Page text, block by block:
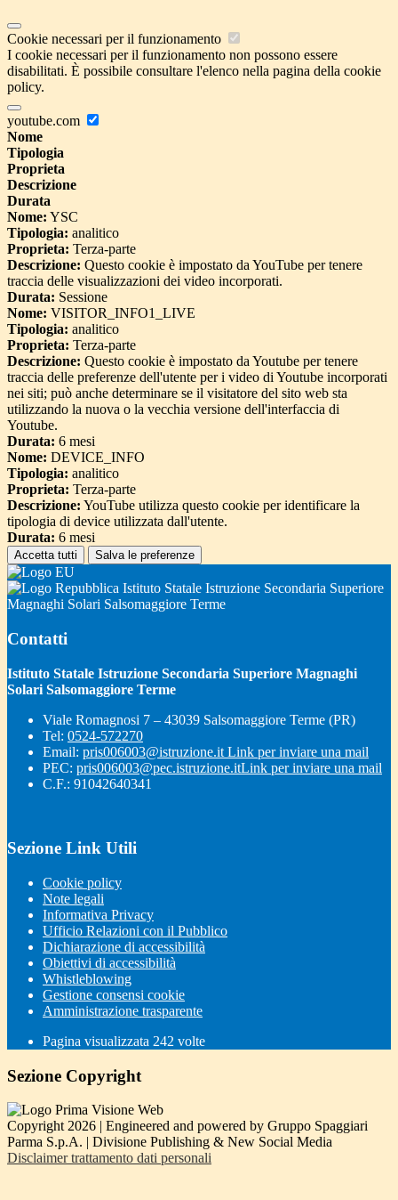
Cookie necessari per il funzionamento
I cookie necessari per il funzionamento non possono essere
disabilitati. È possibile consultare l'elenco nella pagina della cookie
policy.
youtube.com
Nome
Tipologia
Proprieta
Descrizione
Durata
Nome: YSC
Tipologia: analitico
Proprieta: Terza-parte
Descrizione: Questo cookie è impostato da YouTube per tenere
traccia delle visualizzazioni dei video incorporati.
Durata: Sessione
Nome: VISITOR_INFO1_LIVE
Tipologia: analitico
Proprieta: Terza-parte
Descrizione: Questo cookie è impostato da Youtube per tenere
traccia delle preferenze dell'utente per i video di Youtube incorporati
nei siti; può anche determinare se il visitatore del sito web sta
utilizzando la nuova o la vecchia versione dell'interfaccia di
Youtube.
Durata: 6 mesi
Nome: DEVICE_INFO
Tipologia: analitico
Proprieta: Terza-parte
Descrizione: YouTube utilizza questo cookie per identificare la
tipologia di device utilizzata dall'utente.
Durata: 6 mesi
Accetta tutti Salva le preferenze
Istituto Statale Istruzione Secondaria Superiore
Magnaghi Solari Salsomaggiore Terme
Contatti
Istituto Statale Istruzione Secondaria Superiore Magnaghi
Solari Salsomaggiore Terme
Viale Romagnosi 7 – 43039 Salsomaggiore Terme (PR)
Tel: 0524-572270
Email: pris006003@istruzione.it Link per inviare una mail
PEC: pris006003@pec.istruzione.itLink per inviare una mail
C.F.: 91042640341
Sezione Link Utili
Cookie policy
Note legali
Informativa Privacy
Ufficio Relazioni con il Pubblico
Dichiarazione di accessibilità
Obiettivi di accessibilità
Whistleblowing
Gestione consensi cookie
Amministrazione trasparente
Pagina visualizzata 242 volte
Sezione Copyright
Copyright 2026 | Engineered and powered by Gruppo Spaggiari
Parma S.p.A. | Divisione Publishing & New Social Media
Disclaimer trattamento dati personali